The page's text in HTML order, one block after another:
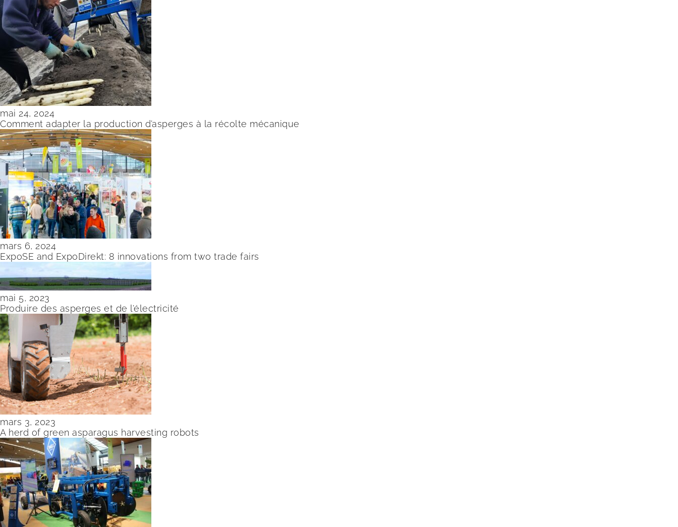
mai 24, 2024
Comment adapter la production d’asperges à la récolte mécanique
mars 6, 2024
ExpoSE and ExpoDirekt: 8 innovations from two trade fairs
mai 5, 2023
Produire des asperges et de l’électricité
mars 3, 2023
A herd of green asparagus harvesting robots